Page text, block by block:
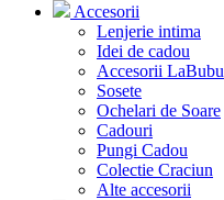
Accesorii
Lenjerie intima
Idei de cadou
Accesorii LaBubu
Sosete
Ochelari de Soare
Cadouri
Pungi Cadou
Colectie Craciun
Alte accesorii